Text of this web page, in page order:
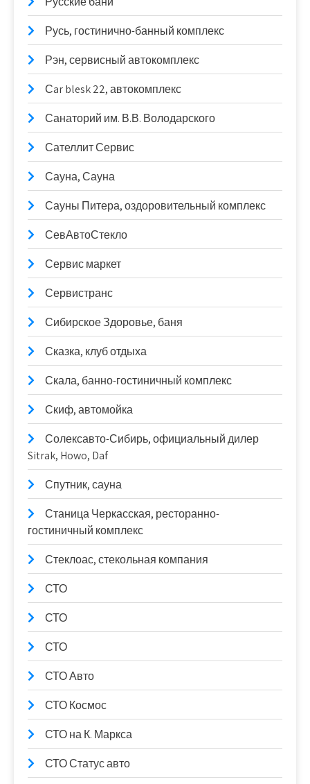
Русь, гостинично-банный комплекс
Рэн, сервисный автокомплекс
Сar blesk 22, автокомплекс
Санаторий им. В.В. Володарского
Сателлит Сервис
Сауна, Сауна
Сауны Питера, оздоровительный комплекс
СевАвтоСтекло
Сервис маркет
Сервистранс
Сибирское Здоровье, баня
Сказка, клуб отдыха
Скала, банно-гостиничный комплекс
Скиф, автомойка
Солексавто-Сибирь, официальный дилер
Sitrak, Howo, Daf
Спутник, сауна
Станица Черкасская, ресторанно-
гостиничный комплекс
Стеклоас, стекольная компания
СТО
СТО
СТО
СТО Авто
СТО Космос
СТО на К. Маркса
СТО Статус авто